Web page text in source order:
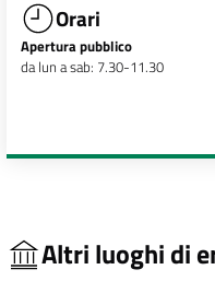
Orari
Apertura pubblico
da lun a sab: 7.30-11.30
Altri luoghi di